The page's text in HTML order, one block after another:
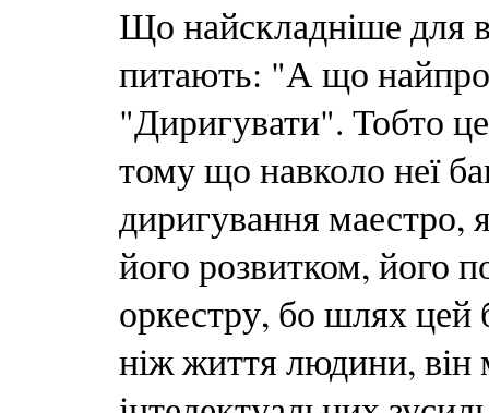
Що найскладніше для
питають: "А що
"Диригувати". Тобто
тому що навколо неї
диригування маестро,
його розвитком, його
оркестру, бо шлях цей
ніж життя людини, він